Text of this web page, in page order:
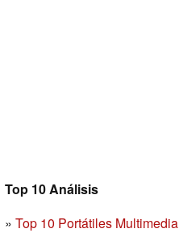
Top 10 Análisis
» Top 10 Portátiles Multimedia